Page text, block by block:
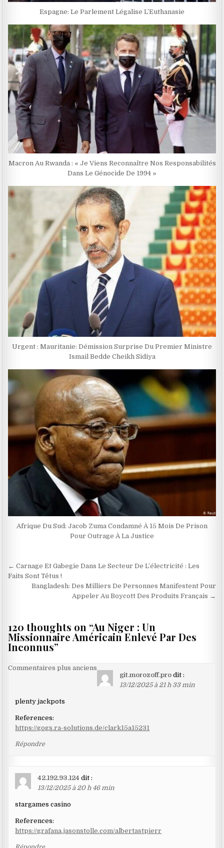
Espagne: Le Parlement Légalise L’Euthanasie
Macron Au Rwanda : « Je Viens Reconnaître Nos Responsabilités
Dans Le Génocide De 1994 »
Urgent : Mauritanie: Démission Surprise Du Premier Ministre
Ismail Bedde Cheikh Sidiya
Afrique Du Sud: Jacob Zuma Condamné À 15 Mois De Prison
Pour Outrage À La Justice
Navigation
de
l’article
← Carnage Et Gabegie Dans Le Secteur De L’électricité : Les
Faits Sont Têtus !
Bangladesh: Des Milliers De Personnes Manifestent Pour
Appeler Au Boycott Des Produits Français →
120 thoughts on “Au Niger : Un
Missionnaire Américain Enlevé Par Des
Inconnus”
Navigation
les
commentaires
Commentaires plus anciens
git.morozoff.pro dit :
13/12/2025 à 21 h 33 min
plenty jackpots
References:
https://gogs.ra-solutions.de/clark15a15231
Répondre
42.192.93.124 dit :
13/12/2025 à 20 h 46 min
stargames casino
References:
https://grafana.jasonstolle.com/albertastpierr